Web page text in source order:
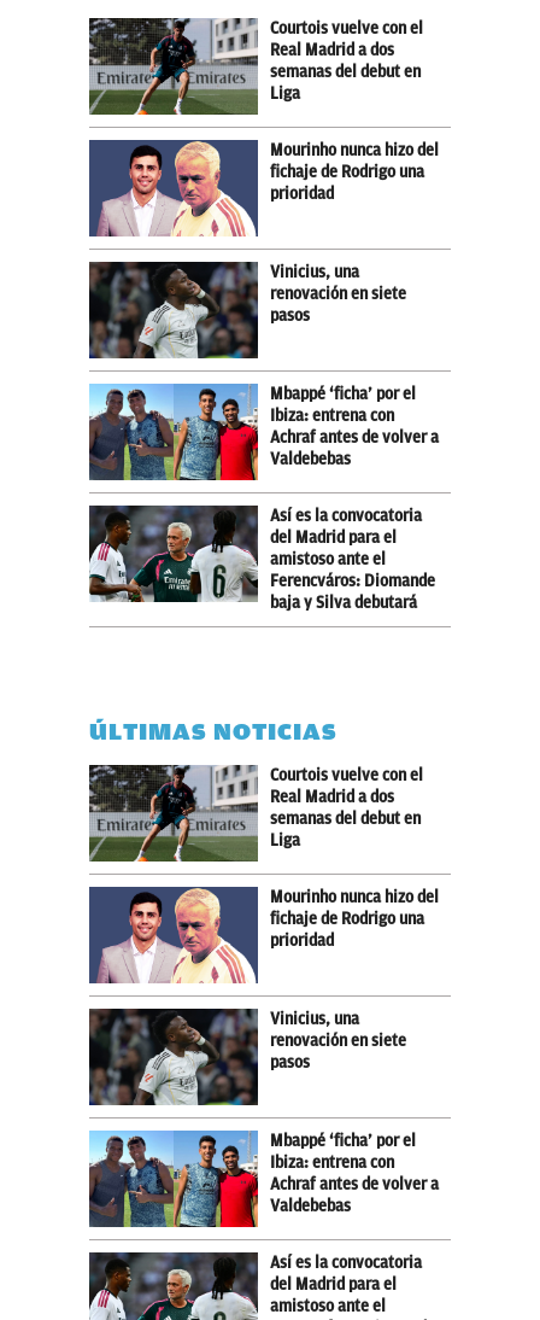
Courtois vuelve con el
Real Madrid a dos
semanas del debut en
Liga
Mourinho nunca hizo del
fichaje de Rodrigo una
prioridad
Vinicius, una
renovación en siete
pasos
Mbappé ‘ficha’ por el
Ibiza: entrena con
Achraf antes de volver a
Valdebebas
Así es la convocatoria
del Madrid para el
amistoso ante el
Ferencváros: Diomande
baja y Silva debutará
ÚLTIMAS NOTICIAS
Courtois vuelve con el
Real Madrid a dos
semanas del debut en
Liga
Mourinho nunca hizo del
fichaje de Rodrigo una
prioridad
Vinicius, una
renovación en siete
pasos
Mbappé ‘ficha’ por el
Ibiza: entrena con
Achraf antes de volver a
Valdebebas
Así es la convocatoria
del Madrid para el
amistoso ante el